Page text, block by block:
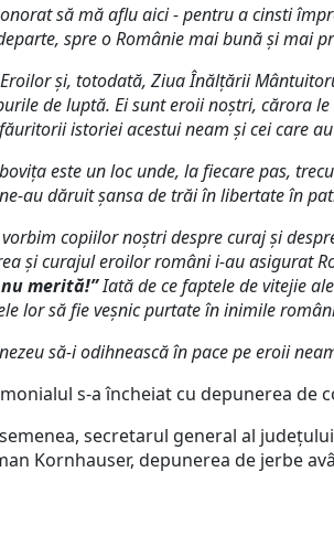
să mă aflu aici - pentru a cinsti
spre o Românie mai bună și mai
și, totodată, Ziua Înălţării
de luptă. Ei sunt eroii noştri, cărora
istoriei acestui neam şi cei care
este un loc unde, la fiecare pas,
au dăruit șansa de trăi în libertate în
vorbim copiilor noştri despre curaj şi
și curajul eroilor români i-au asigurat
merită!”Iată de cefaptele de vitejie
lor să fie veșnic purtate în inimile
să-i odihnească în pace pe eroii
s-a încheiat cu depunerea de
secretarul general al
Kornhauser, depunerea de jerbe